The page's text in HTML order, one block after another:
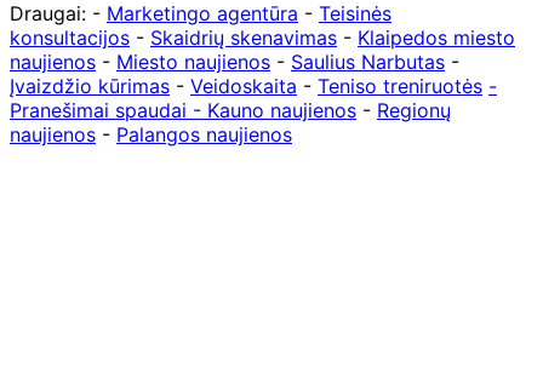
Draugai: - Marketingo agentūra - Teisinės
konsultacijos - Skaidrių skenavimas - Klaipedos miesto
naujienos - Miesto naujienos - Saulius Narbutas -
Įvaizdžio kūrimas - Veidoskaita - Teniso treniruotės -
Pranešimai spaudai - Kauno naujienos - Regionų
naujienos - Palangos naujienos